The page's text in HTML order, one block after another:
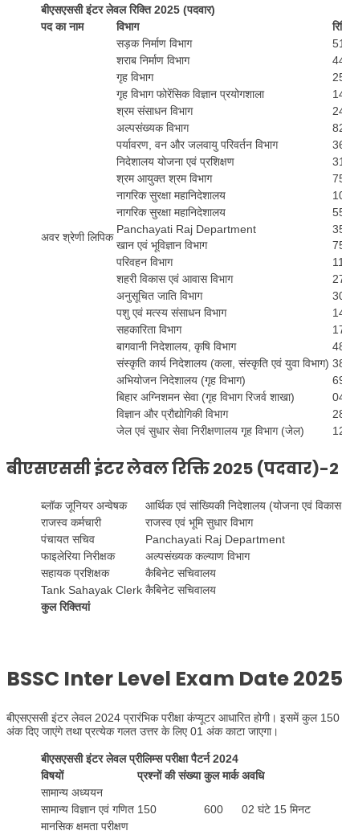
बीएसएससी इंटर लेवल रिक्ति 2025 (पदवार)
पद का नाम
विभाग
अवर श्रेणी लिपिक
सड़क निर्माण विभाग
शराब निर्माण विभाग
गृह विभाग
गृह विभाग फोरेंसिक विज्ञान प्रयोगशाला
श्रम संसाधन विभाग
अल्पसंख्यक विभाग
पर्यावरण, वन और जलवायु परिवर्तन विभाग
निदेशालय योजना एवं प्रशिक्षण
श्रम आयुक्त श्रम विभाग
नागरिक सुरक्षा महानिदेशालय
नागरिक सुरक्षा महानिदेशालय
Panchayati Raj Department
खान एवं भूविज्ञान विभाग
परिवहन विभाग
शहरी विकास एवं आवास विभाग
अनुसूचित जाति विभाग
पशु एवं मत्स्य संसाधन विभाग
सहकारिता विभाग
बागवानी निदेशालय, कृषि विभाग
संस्कृति कार्य निदेशालय (कला, संस्कृति एवं युवा विभाग)
अभियोजन निदेशालय (गृह विभाग)
बिहार अग्निशमन सेवा (गृह विभाग रिजर्व शाखा)
विज्ञान और प्रौद्योगिकी विभाग
जेल एवं सुधार सेवा निरीक्षणालय गृह विभाग (जेल)
बीएसएससी इंटर लेवल रिक्ति 2025 (पदवार)-2
ब्लॉक जूनियर अन्वेषक आर्थिक एवं सांख्यिकी निदेशालय (योजना एवं विकास
राजस्व कर्मचारी
राजस्व एवं भूमि सुधार विभाग
पंचायत सचिव
Panchayati Raj Department
फाइलेरिया निरीक्षक
अल्पसंख्यक कल्याण विभाग
सहायक प्रशिक्षक
कैबिनेट सचिवालय
Tank Sahayak Clerk कैबिनेट सचिवालय
कुल रिक्तियां
BSSC Inter Level Exam Date
बीएसएससी इंटर लेवल 2024 प्रारंभिक परीक्षा कंप्यूटर आधारित होगी। इसमें कुल
अंक दिए जाएंगे तथा प्रत्येक गलत उत्तर के लिए 01 अंक काटा जाएगा।
बीएसएससी इंटर लेवल प्रीलिम्स परीक्षा पैटर्न 2024
विषयों
प्रश्नों की संख्या कुल मार्क अवधि
सामान्य अध्ययन
150
600 02 घंटे 15 मिनट
सामान्य विज्ञान एवं गणित
मानसिक क्षमता परीक्षण